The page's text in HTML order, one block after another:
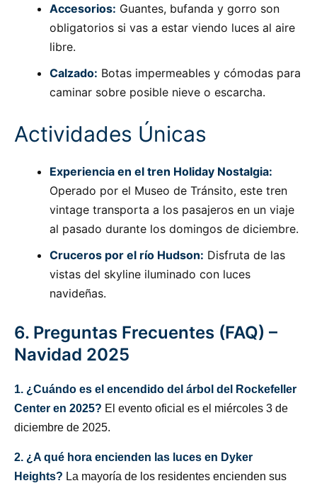
Accesorios: Guantes, bufanda y gorro son
obligatorios si vas a estar viendo luces al aire
libre.
Calzado: Botas impermeables y cómodas para
caminar sobre posible nieve o escarcha.
Actividades Únicas
Experiencia en el tren Holiday Nostalgia:
Operado por el Museo de Tránsito, este tren
vintage transporta a los pasajeros en un viaje
al pasado durante los domingos de diciembre.
Cruceros por el río Hudson: Disfruta de las
vistas del skyline iluminado con luces
navideñas.
6. Preguntas Frecuentes (FAQ) –
Navidad 2025
1. ¿Cuándo es el encendido del árbol del Rockefeller
Center en 2025? El evento oficial es el miércoles 3 de
diciembre de 2025.
2. ¿A qué hora encienden las luces en Dyker
Heights? La mayoría de los residentes encienden sus